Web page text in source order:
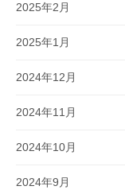
2025年2月
2025年1月
2024年12月
2024年11月
2024年10月
2024年9月